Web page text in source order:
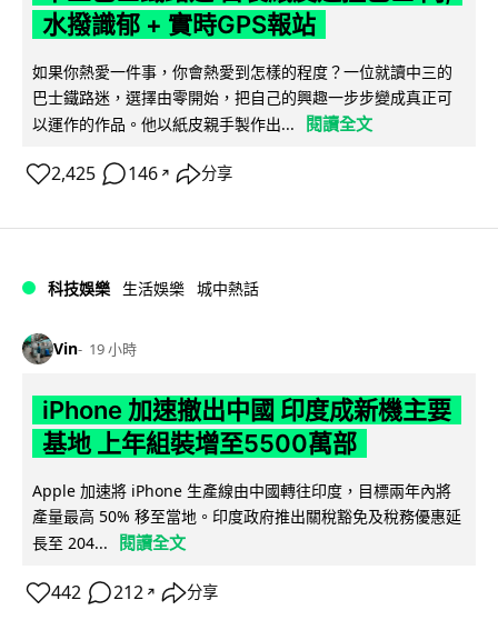
水撥識郁 + 實時GPS報站
如果你熱愛一件事，你會熱愛到怎樣的程度？一位就讀中三的
巴士鐵路迷，選擇由零開始，把自己的興趣一步步變成真正可
以運作的作品。他以紙皮親手製作出...
閱讀全文
2,425 146 ↗ 分享
科技娛樂 生活娛樂 城中熱話
Vin 19 小時
iPhone 加速撤出中國 印度成新機主要
基地 上年組裝增至5500萬部
Apple 加速將 iPhone 生產線由中國轉往印度，目標兩年內將
產量最高 50% 移至當地。印度政府推出關稅豁免及稅務優惠延
長至 204...
閱讀全文
442 212 ↗ 分享